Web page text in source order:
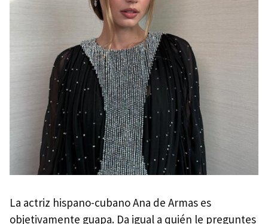
La actriz hispano-cubano Ana de Armas es
objetivamente guapa. Da igual a quién le preguntes